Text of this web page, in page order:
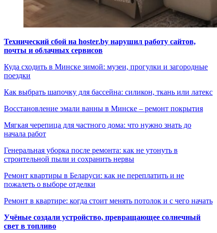
Технический сбой на hoster.by нарушил работу сайтов,
почты и облачных сервисов
Куда сходить в Минске зимой: музеи, прогулки и загородные
поездки
Как выбрать шапочку для бассейна: силикон, ткань или латекс
Восстановление эмали ванны в Минске – ремонт покрытия
Мягкая черепица для частного дома: что нужно знать до
начала работ
Генеральная уборка после ремонта: как не утонуть в
строительной пыли и сохранить нервы
Ремонт квартиры в Беларуси: как не переплатить и не
пожалеть о выборе отделки
Ремонт в квартире: когда стоит менять потолок и с чего начать
Учёные создали устройство, превращающее солнечный
свет в топливо